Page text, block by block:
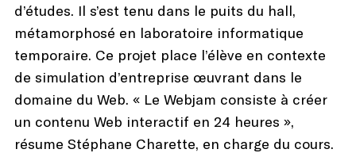
d’études. Il s’est tenu dans le puits du hall,
métamorphosé en laboratoire informatique
temporaire. Ce projet place l’élève en contexte
de simulation d’entreprise œuvrant dans le
domaine du Web. « Le Webjam consiste à créer
un contenu Web interactif en 24 heures »,
résume Stéphane Charette, en charge du cours.